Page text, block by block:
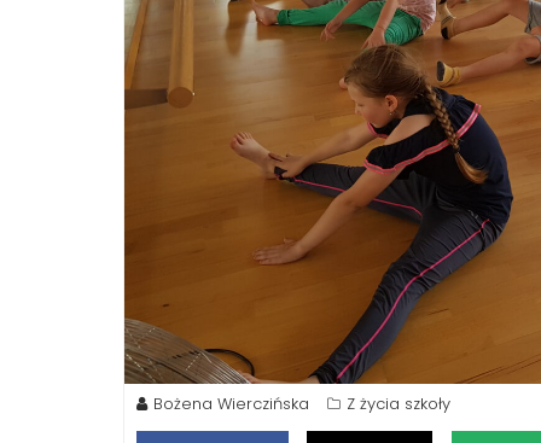
Bożena Wierczińska Z życia szkoły